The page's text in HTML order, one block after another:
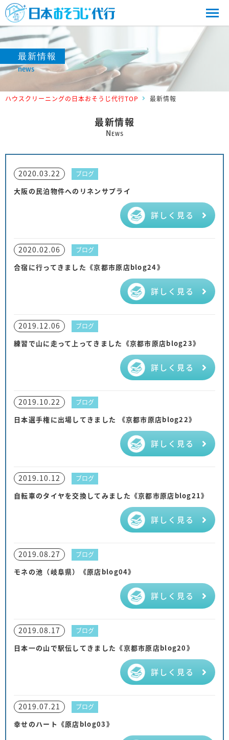
最新情報
news
ハウスクリーニングの日本おそうじ代行TOP 最新情報
最新情報
N EWS
2020.03.22 ブログ
大阪の民泊物件へのリネンサプライ
詳しく見る
2020.02.06 ブログ
合宿に行ってきました《京都市原店blog24》
詳しく見る
2019.12.06 ブログ
練習で山に走って上ってきました《京都市原店blog23》
詳しく見る
2019.10.22 ブログ
日本選手権に出場してきました 《京都市原店blog22》
詳しく見る
2019.10.12 ブログ
自転車のタイヤを交換してみました《京都市原店blog21》
詳しく見る
2019.08.27 ブログ
モネの池（岐阜県）《原店blog04》
詳しく見る
2019.08.17 ブログ
日本一の山で駅伝してきました《京都市原店blog20》
詳しく見る
2019.07.21 ブログ
幸せのハート《原店blog03》